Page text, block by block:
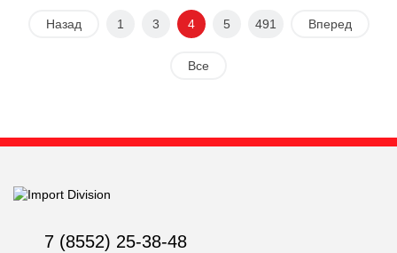
Назад 1 3 4 5 491 Вперед
Все
7 (8552) 25-38-48